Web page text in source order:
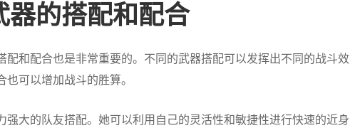
器的搭配和配合
配和配合也是非常重要的。不同的武器搭配可以发挥出不同的战斗效
可以增加战斗的胜算。
强大的队友搭配。她可以利用自己的灵活性和敏捷性进行快速的近身